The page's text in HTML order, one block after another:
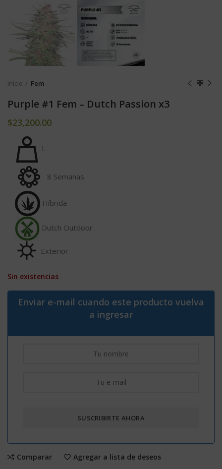
Inicio Fem
Purple #1 Fem – Dutch Passion x3
$23,200.00
L
8 Semanas
Híbrida
Dutch Outdoor
Exterior
Sin existencias
Enviar e-mail cuando este producto vuelva
a ingresar
Comparar Agregar a lista de deseos